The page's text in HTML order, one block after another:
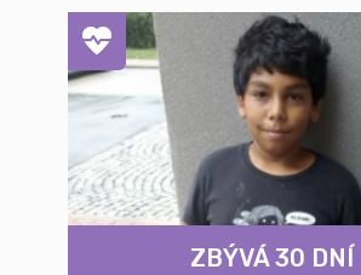
ZBÝVÁ 30 DNÍ